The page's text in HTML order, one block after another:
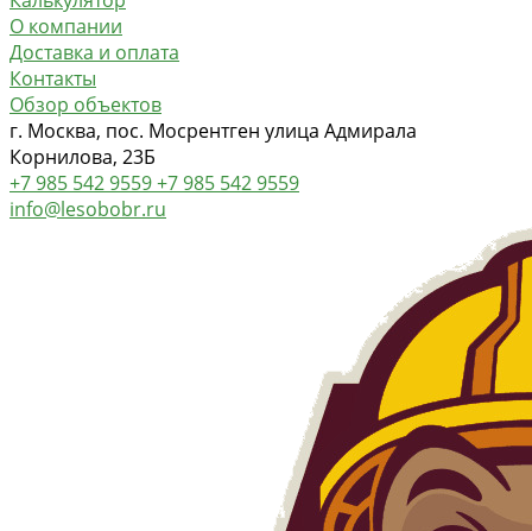
О компании
Доставка и оплата
Контакты
Обзор объектов
г. Москва, пос. Мосрентген улица Адмирала
Корнилова, 23Б
+7 985 542 9559+7 985 542 9559
info@lesobobr.ru